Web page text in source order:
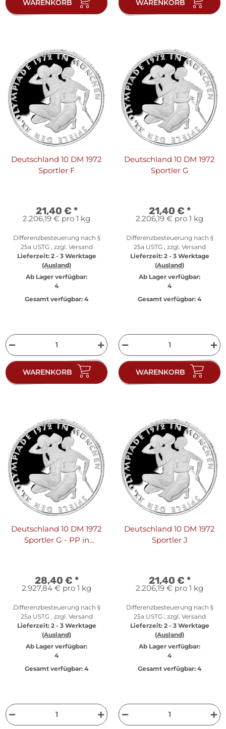
WARENKORB WARENKORB
Deutschland 10 DM 1972
Sportler F
21,40 € *
2.206,19 € pro 1 kg
Differenzbesteuerung nach §
25a USTG , zzgl. Versand
Lieferzeit: 2 - 3 Werktage
(Ausland)
Ab Lager verfügbar:
4
Gesamt verfügbar: 4
WARENKORB
Deutschland 10 DM 1972
Sportler G
21,40 € *
2.206,19 € pro 1 kg
Differenzbesteuerung nach §
25a USTG , zzgl. Versand
Lieferzeit: 2 - 3 Werktage
(Ausland)
Ab Lager verfügbar:
4
Gesamt verfügbar: 4
WARENKORB
Deutschland 10 DM 1972
Sportler G - PP in
28,40 € *
2.927,84 € pro 1 kg
Differenzbesteuerung nach §
25a USTG , zzgl. Versand
Lieferzeit: 2 - 3 Werktage
(Ausland)
Ab Lager verfügbar:
4
Gesamt verfügbar: 4
Deutschland 10 DM 1972
Sportler J
21,40 € *
2.206,19 € pro 1 kg
Differenzbesteuerung nach §
25a USTG , zzgl. Versand
Lieferzeit: 2 - 3 Werktage
(Ausland)
Ab Lager verfügbar:
4
Gesamt verfügbar: 4